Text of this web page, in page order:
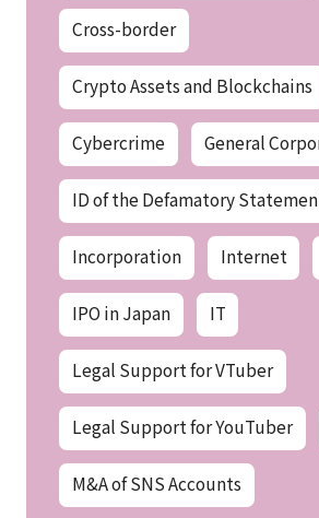
Cross-border
Crypto Assets and Blockchains
Cybercrime General
ID of the Defamatory
Incorporation Internet
IPO in Japan IT
Legal Support for VTuber
Legal Support for YouTuber
M&A of SNS Accounts